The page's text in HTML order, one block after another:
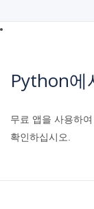
Python에
무료 앱을 사용하
확인하십시오.